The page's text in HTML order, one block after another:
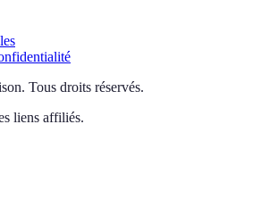
. Tous droits réservés.
liens affiliés.